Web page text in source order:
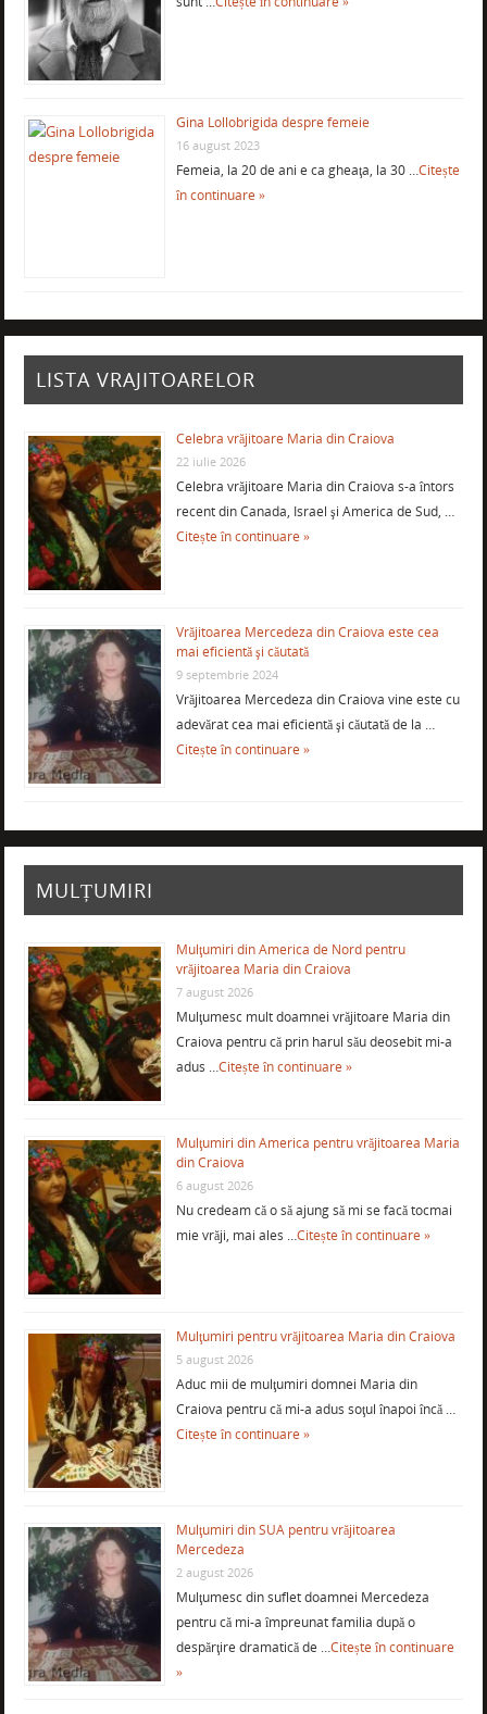
Gina Lollobrigida despre femeie
16 august 2023
Femeia, la 20 de ani e ca gheaţa, la 30 …Citește
în continuare »
LISTA VRAJITOARELOR
Celebra vrăjitoare Maria din Craiova
22 iulie 2026
Celebra vrăjitoare Maria din Craiova s-a întors
recent din Canada, Israel şi America de Sud, …
Citește în continuare »
Vrăjitoarea Mercedeza din Craiova este cea
mai eficientă şi căutată
9 septembrie 2024
Vrăjitoarea Mercedeza din Craiova vine este cu
adevărat cea mai eficientă şi căutată de la …
Citește în continuare »
MULȚUMIRI
Mulţumiri din America de Nord pentru
vrăjitoarea Maria din Craiova
7 august 2026
Mulţumesc mult doamnei vrăjitoare Maria din
Craiova pentru că prin harul său deosebit mi-a
adus …Citește în continuare »
Mulţumiri din America pentru vrăjitoarea Maria
din Craiova
6 august 2026
Nu credeam că o să ajung să mi se facă tocmai
mie vrăji, mai ales …Citește în continuare »
Mulţumiri pentru vrăjitoarea Maria din Craiova
5 august 2026
Aduc mii de mulţumiri domnei Maria din
Craiova pentru că mi-a adus soţul înapoi încă …
Citește în continuare »
Mulţumiri din SUA pentru vrăjitoarea
Mercedeza
2 august 2026
Mulţumesc din suflet doamnei Mercedeza
pentru că mi-a împreunat familia după o
despărţire dramatică de …Citește în continuare
»